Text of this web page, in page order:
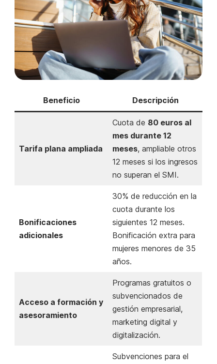
Beneficio Descripción
Tarifa plana ampliada
Cuota de 80 euros al
mes durante 12
meses, ampliable otros
12 meses si los ingresos
no superan el SMI.
Bonificaciones
adicionales
30% de reducción en la
cuota durante los
siguientes 12 meses.
Bonificación extra para
mujeres menores de 35
años.
Acceso a formación y
asesoramiento
Programas gratuitos o
subvencionados de
gestión empresarial,
marketing digital y
digitalización.
Subvenciones para el